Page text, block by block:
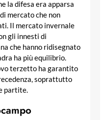
la difesa era apparsa
mercato che non
Il mercato invernale
gli innesti di
che hanno ridisegnato
ha più equilibrio.
terzetto ha garantito
soprattutto
partite.